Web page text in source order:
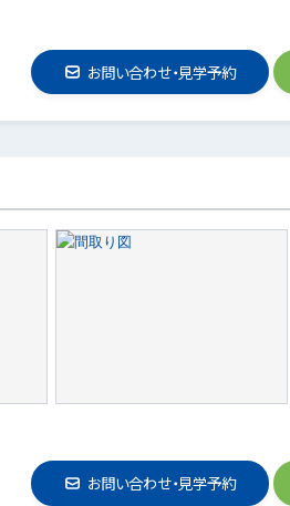
お問い合わせ・見学予約
お問い合わせ・見学予約